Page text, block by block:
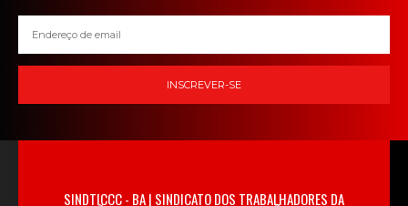
INSCREVER-SE
SINDTICCC - BA | SINDICATO DOS TRABALHADORES DA